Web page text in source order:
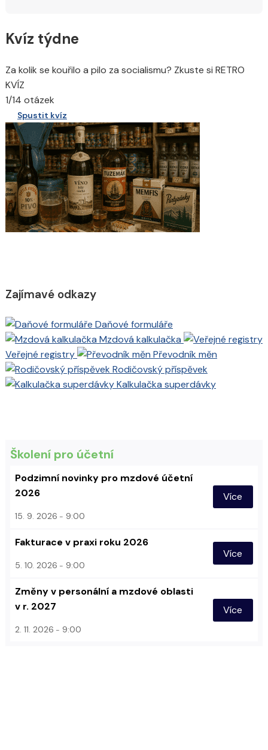
Kvíz týdne
Za kolik se kouřilo a pilo za socialismu? Zkuste si RETRO
KVÍZ
1/14 otázek
Spustit kvíz
Zajímavé odkazy
Daňové formuláře
Mzdová kalkulačka
Veřejné registry
Převodník měn
Rodičovský příspěvek
Kalkulačka superdávky
Školení pro účetní
Podzimní novinky pro mzdové účetní
2026
15. 9. 2026 9:00
Více
Fakturace v praxi roku 2026
5. 10. 2026 9:00
Více
Změny v personální a mzdové oblasti
v r. 2027
2. 11. 2026 9:00
Více